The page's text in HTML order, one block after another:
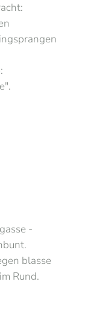
-
blasse
Rund.